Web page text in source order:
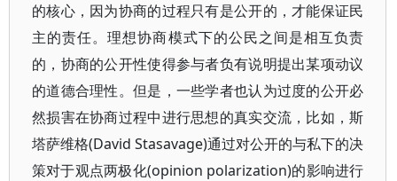
的核心，因为协商的过程只有是公开的，才能保证民
主的责任。理想协商模式下的公民之间是相互负责
的，协商的公开性使得参与者负有说明提出某项动议
的道德合理性。但是，一些学者也认为过度的公开必
然损害在协商过程中进行思想的真实交流，比如，斯
塔萨维格(David Stasavage)通过对公开的与私下的决
策对于观点两极化(opinion polarization)的影响进行